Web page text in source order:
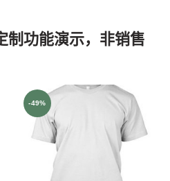
制功能演示，非销售
-49%